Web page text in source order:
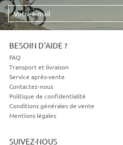
Votre
e-
mail
BESOIN D'AIDE ?
FAQ
Transport et livraison
Service après-vente
Contactez-nous
Politique de confidentialité
Conditions générales de vente
Mentions légales
SUIVEZ-NOUS